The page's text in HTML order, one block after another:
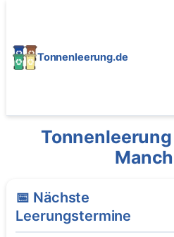
Tonnenleerung.de
📅 Nächste
Leerungstermine